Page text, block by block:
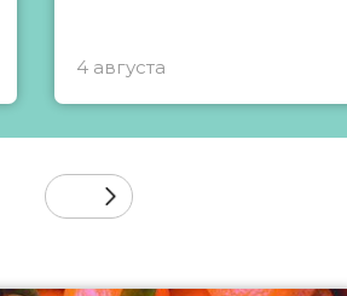
4 августа